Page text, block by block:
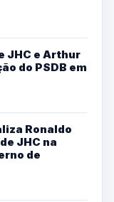
JHC e Arthur
do PSDB em
Ronaldo
JHC na
de